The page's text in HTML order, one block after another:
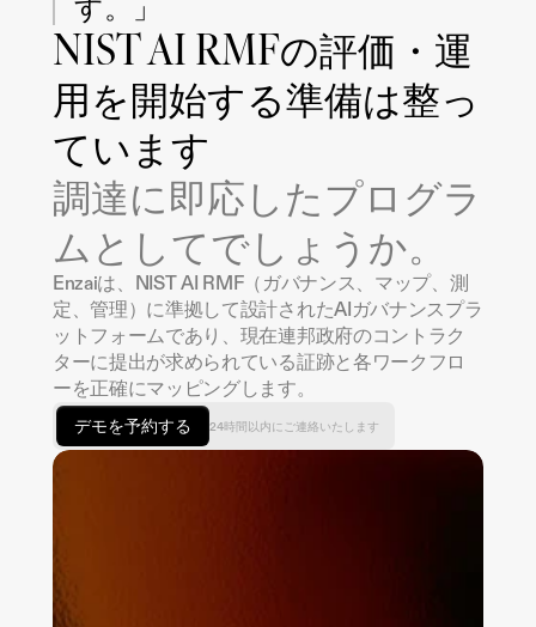
NIST AI RMFの評価・運
用を開始する準備は整っ
ています
調達に即応したプログラ
ムとしてでしょうか。
Enzaiは、NIST AI RMF（ガバナンス、マップ、測
定、管理）に準拠して設計されたAIガバナンスプラ
ットフォームであり、現在連邦政府のコントラク
ターに提出が求められている証跡と各ワークフロ
ーを正確にマッピングします。
デモを予約する 24時間以内にご連絡いたします